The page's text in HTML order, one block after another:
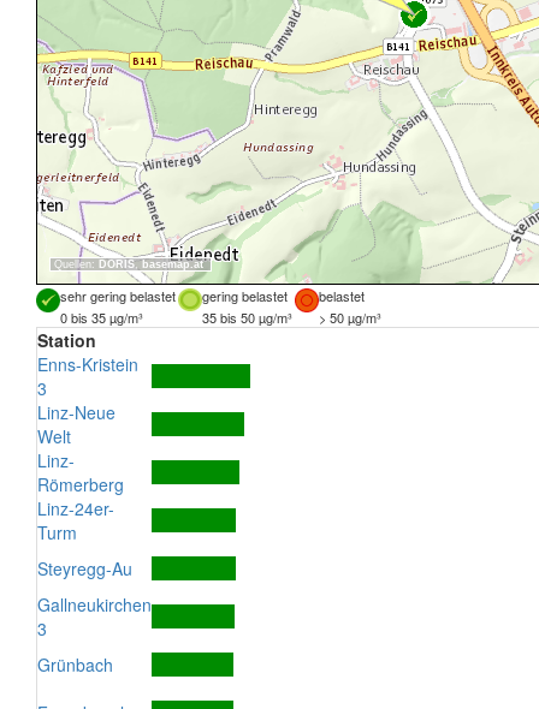
Quellen: DORIS, basemap.at
sehr gering belastet gering belastet
belastet
0 bis 35 µg/m³
35 bis 50 µg/m³ > 50 µg/m³
Station
Enns-Kristein
3
Linz-Neue
Welt
Linz-
Römerberg
Linz-24er-
Turm
Steyregg-Au
Gallneukirchen
3
Grünbach